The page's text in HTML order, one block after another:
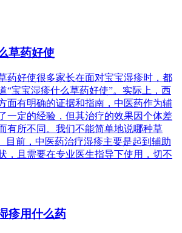
草药好使
药好使很多家长在面对宝宝湿疹时，都
“宝宝湿疹什么草药好使”。实际上，西
面有明确的证据和指南，中医药作为辅
一定的经验，但其治疗的效果因个体差
有所不同。我们不能简单地说哪种草
目前，中医药治疗湿疹主要是起到辅助
，且需要在专业医生指导下使用，切不
疹用什么药